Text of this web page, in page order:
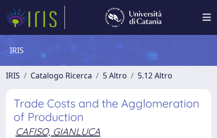
IRIS
IRIS Catalogo Ricerca 5 Altro 5.12 Altro
Trade Costs and the Agglomeration
of Production
CAFISO, GIANLUCA